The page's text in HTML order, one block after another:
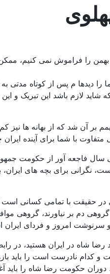
را فراموش نمی کنیم، ممکن
دیدها م پس از کوتاه مدتی
که شاید لازم باشد این
بر آن شد که از بهانه ها
با شما برای آینده ایران
آور از حکومت
نگرانی برای بچه های
حقیقت با تمامی کسانی
دم بر نیاورند، گروهی
و سرنوشت امروز و فردای
در ایران هستید، در
نادرست است را باید
حکومت رضا شاه را باید